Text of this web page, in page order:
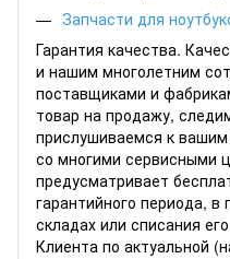
Запчасти для
Гарантия качества.
и нашим многолетним
поставщиками и
товар на продажу,
прислушиваемся к
со многими сервисными
предусматривает
гарантийного периода, в
складах или списания
Клиента по актуальной